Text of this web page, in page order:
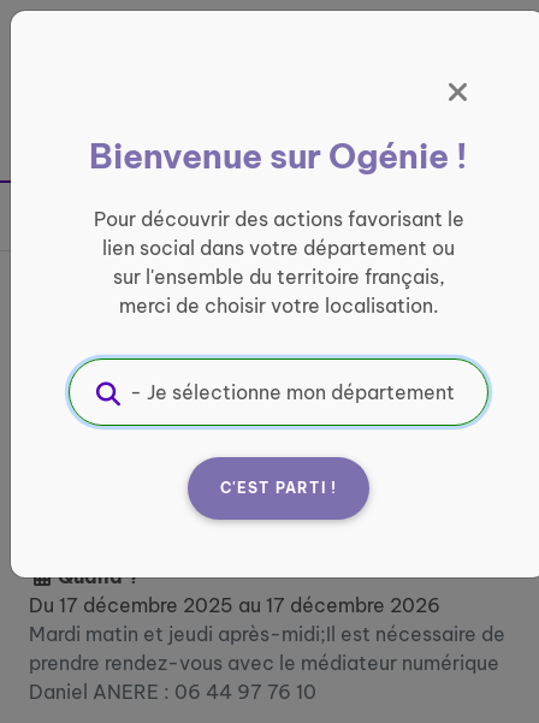
France entière
Bienvenue sur Ogénie !
Pour découvrir des actions favorisant le
lien social dans votre département ou
sur l'ensemble du territoire français,
merci de choisir votre localisation.
C'EST PARTI !
Partager sur
Accompagnement à l'accès
au numérique - quartier
Solazur
INFORMATIQUE ET ACCÈS AUX DROITS
Informations pratiques :
Quand ?
Du 17 décembre 2025 au 17 décembre 2026
Mardi matin et jeudi après-midi;Il est nécessaire de
prendre rendez-vous avec le médiateur numérique
Daniel ANERE : 06 44 97 76 10
Panneau de gestion des cookies